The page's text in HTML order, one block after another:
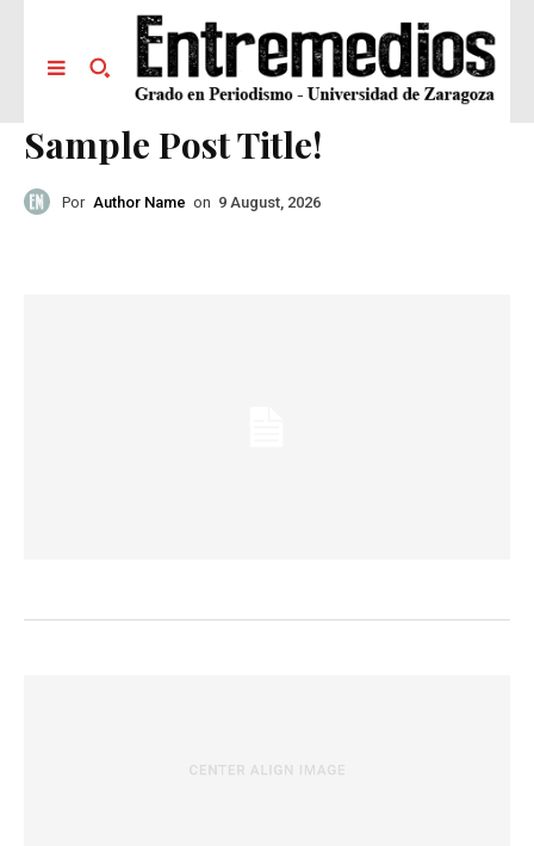
Sample Post Title!
Por Author Name on 9 August, 2026